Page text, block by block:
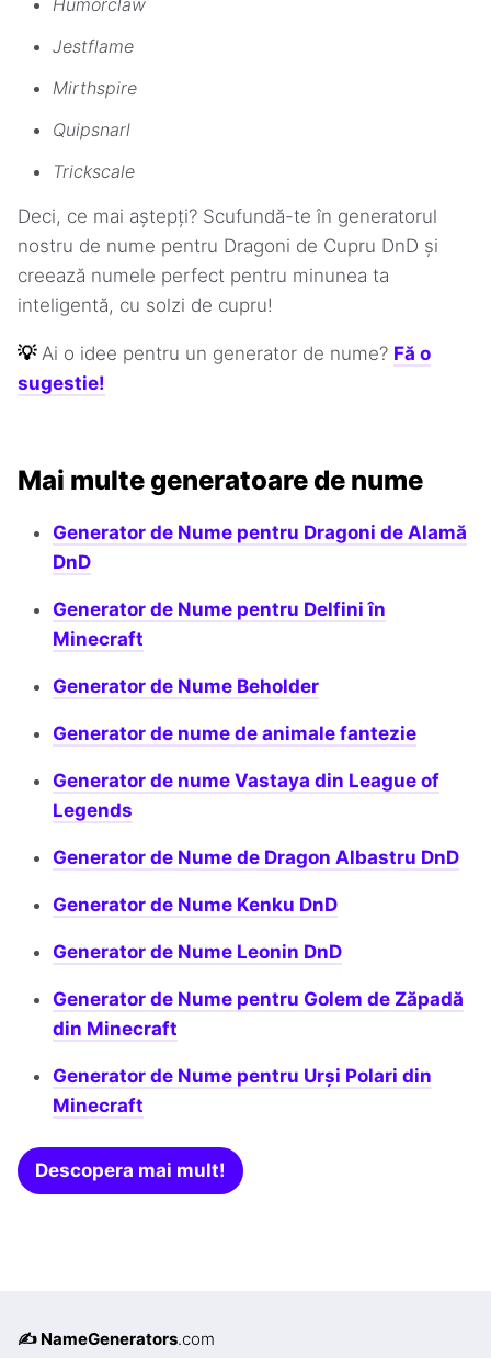
Humorclaw
Jestflame
Mirthspire
Quipsnarl
Trickscale
Deci, ce mai aștepți? Scufundă-te în generatorul
nostru de nume pentru Dragoni de Cupru DnD și
creează numele perfect pentru minunea ta
inteligentă, cu solzi de cupru!
💡 Ai o idee pentru un generator de nume? Fă o
sugestie!
Mai multe generatoare de nume
Generator de Nume pentru Dragoni de Alamă
DnD
Generator de Nume pentru Delfini în
Minecraft
Generator de Nume Beholder
Generator de nume de animale fantezie
Generator de nume Vastaya din League of
Legends
Generator de Nume de Dragon Albastru DnD
Generator de Nume Kenku DnD
Generator de Nume Leonin DnD
Generator de Nume pentru Golem de Zăpadă
din Minecraft
Generator de Nume pentru Urși Polari din
Minecraft
Descopera mai mult!
✍️ NameGenerators.com